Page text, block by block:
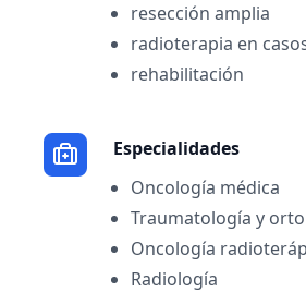
resección amplia
radioterapia en
rehabilitación
Especialidades
Oncología médica
Traumatología y
Oncología
Radiología